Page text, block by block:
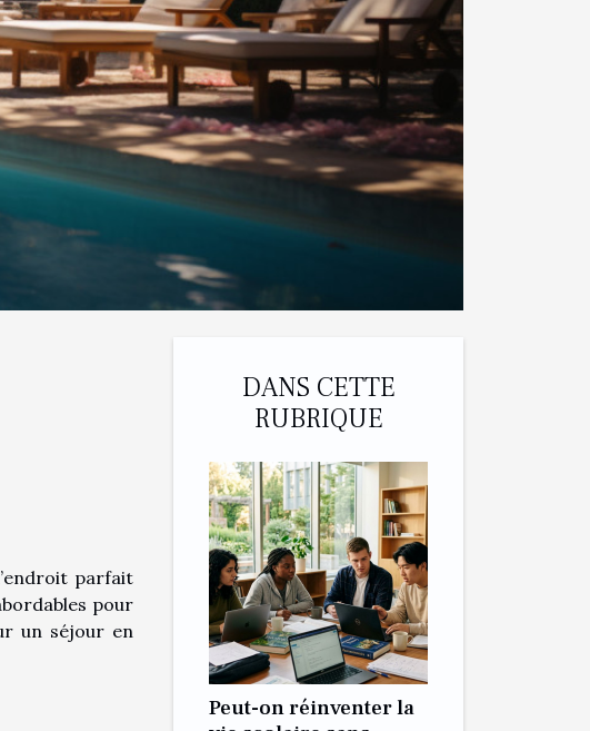
parfait
pour
un séjour en
DANS CETTE
RUBRIQUE
Peut-on réinventer la